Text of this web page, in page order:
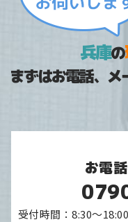
兵庫の
まずはお電話、
お電
受付時間：8:30～18:00